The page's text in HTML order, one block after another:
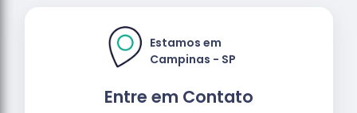
Entre em Contato
Estamos em
Campinas - SP